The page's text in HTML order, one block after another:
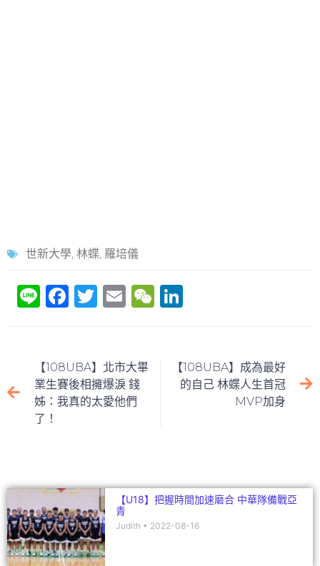
世新大學, 林蝶, 羅培儀
Li F
e
b
o
T
er
E
l
W
e
dI
【108UBA】北市大畢
業生賽後相擁爆淚 錢
姊：我真的太愛他們
了！
【108UBA】成為最好
的自己 林蝶人生首冠
MVP加身
【U18】把握時間加速磨合 中華隊備戰亞
青
Judith 2022-08-16